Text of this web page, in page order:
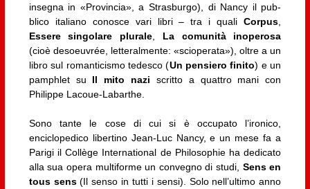
insegna in «Provincia», a Strasburgo), di Nancy il pub­
blico italiano conosce vari libri – tra i qualiCorpus
Essere singolare plurale
La comuni­tà inoperosa
(cioè desoeuvrée, letteralmente: «scioperata»), oltre a un
libro sul roman­ticismo tedesco (Un pensiero finito) e un
pamphlet su Il mito nazi scritto a quattro mani con
Philippe Lacoue-Labarthe.
­Sono tante le cose di cui si è occupato l’ironico,
enciclopedico libertino Jean-Luc Nancy, e un mese fa a
Parigi il Collège International de Philosophie ha dedicato
alla sua opera multiforme un convegno di studi, Sens en
tous sens(Il senso in tutti i sensi). Solo nell’ultimo anno